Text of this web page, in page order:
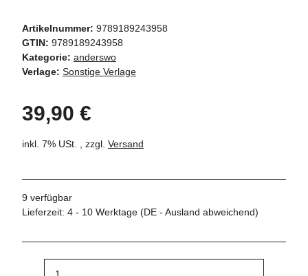
Artikelnummer: 9789189243958
GTIN: 9789189243958
Kategorie: anderswo
Verlage: Sonstige Verlage
39,90 €
inkl. 7% USt. , zzgl. Versand
9 verfügbar
Lieferzeit: 4 - 10 Werktage (DE - Ausland abweichend)